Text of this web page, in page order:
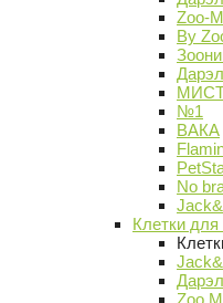
Zoo-M
By
№1
ВАКА
No
Клетки для
Zoo